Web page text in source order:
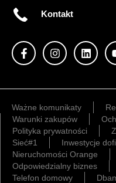
Kontakt
Ważne komunikaty
Warunki zakupów
Polityka prywatności
Sieć#1
Inwestycje
Nieruchomości Orange
Odpowiedzialny biznes
Telefon domowy